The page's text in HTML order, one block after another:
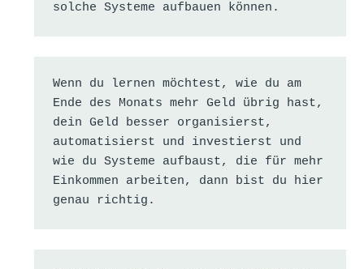
solche Systeme aufbauen können.
Wenn du lernen möchtest, wie du am
Ende des Monats mehr Geld übrig hast,
dein Geld besser organisierst,
automatisierst und investierst und
wie du Systeme aufbaust, die für mehr
Einkommen arbeiten, dann bist du hier
genau richtig.